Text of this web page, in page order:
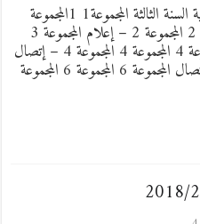
طور الليسانس السنة الأولى السنة الثانية السنة الثالثة المجموعة1 1المجموعة
المجموعة1 – إعلام 2المجموعة المجموعة 2 المجموعة 2 – إعلام المجموعة 3
المجموعة 3 المجموعة 3 – إتصال المجموعة 4 المجموعة 4 المجموعة 4 – إتصال
المجموعة 5 المجموعة 5 المجموعة 5 – إتصال المجموعة 6 المجموعة 6 المجموعة